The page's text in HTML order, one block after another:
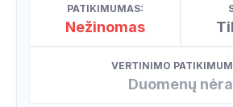
PATIKIMUMAS:
Nežinomas
VERTINIMO
Duomenų nėra